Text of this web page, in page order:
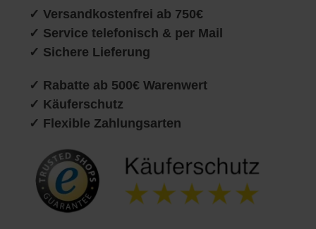
✓ Versandkostenfrei ab 750€
✓ Service telefonisch & per Mail
✓ Sichere Lieferung
✓ Rabatte ab 500€ Warenwert
✓ Käuferschutz
✓ Flexible Zahlungsarten